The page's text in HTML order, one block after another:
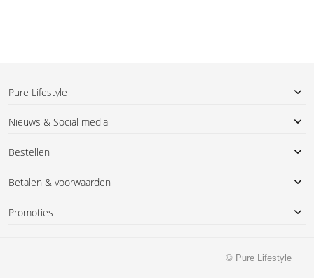
Pure Lifestyle
Nieuws & Social media
Bestellen
Betalen & voorwaarden
Promoties
© Pure Lifestyle